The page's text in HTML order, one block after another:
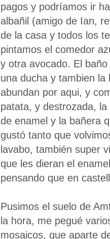
pagos y podríamos ir
albañil (amigo de Ian,
de la casa y todos los
pintamos el comedor
y otra avocado. El
una ducha y tambien
abundan por aqui, y
patata, y destrozada,
de enamel y la bañera
gustó tanto que
lavabo, también super
que les dieran el
pensando que en
Pusimos el suelo de
la hora, me pegué
mosaicos, que aparte